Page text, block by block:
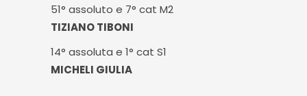
51° assoluto e 7° cat M2
TIZIANO TIBONI
14° assoluta e 1° cat S1
MICHELI GIULIA